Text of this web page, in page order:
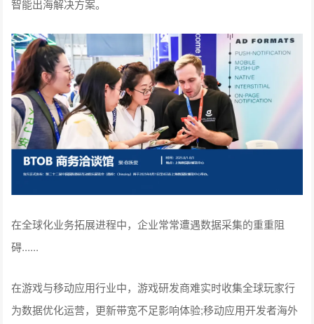
智能出海解决方案。
在全球化业务拓展进程中，企业常常遭遇数据采集的重重阻
碍......
在游戏与移动应用行业中，游戏研发商难实时收集全球玩家行
为数据优化运营，更新带宽不足影响体验;移动应用开发者海外